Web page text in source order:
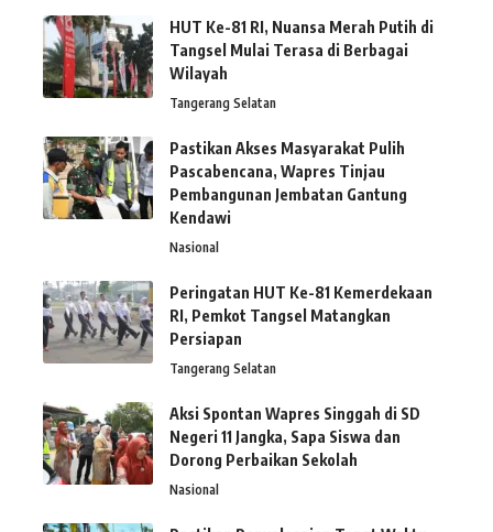
HUT Ke-81 RI, Nuansa Merah Putih di
Tangsel Mulai Terasa di Berbagai
Wilayah
Tangerang Selatan
Pastikan Akses Masyarakat Pulih
Pascabencana, Wapres Tinjau
Pembangunan Jembatan Gantung
Kendawi
Nasional
Peringatan HUT Ke-81 Kemerdekaan
RI, Pemkot Tangsel Matangkan
Persiapan
Tangerang Selatan
Aksi Spontan Wapres Singgah di SD
Negeri 11 Jangka, Sapa Siswa dan
Dorong Perbaikan Sekolah
Nasional